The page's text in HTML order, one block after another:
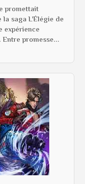
promettait
saga L'Élégie de
expérience
promesse...